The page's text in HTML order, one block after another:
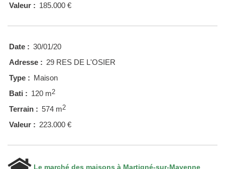
Valeur : 185.000 €
Date : 30/01/20
Adresse : 29 RES DE L'OSIER
Type : Maison
Bati : 120 m2
Terrain : 574 m2
Valeur : 223.000 €
Le marché des maisons à Martigné-sur-Mayenne